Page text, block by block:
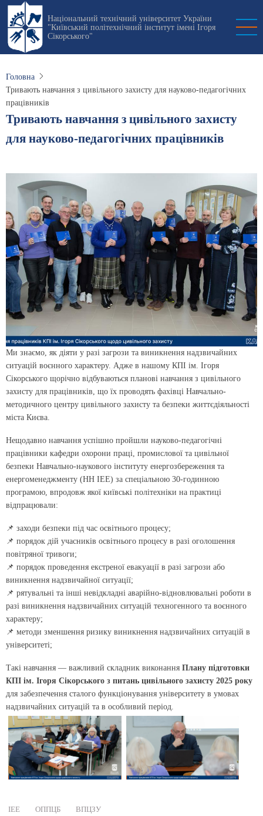
Перейти
основного
вмісту
Національний технічний університет України
"Київський політехнічний інститут імені Ігоря
Сікорського"
Головна
Тривають навчання з цивільного захисту для науково-педагогічних
працівників
Тривають навчання з цивільного захисту
для науково-педагогічних працівників
Ми знаємо, як діяти у разі загрози та виникнення надзвичайних
ситуацій воєнного характеру. Адже в нашому КПІ ім. Ігоря
Сікорського щорічно відбуваються планові навчання з цивільного
захисту для працівників, що їх проводять фахівці Навчально-
методичного центру цивільного захисту та безпеки життєдіяльності
міста Києва.
Нещодавно навчання успішно пройшли науково-педагогічні
працівники кафедри охорони праці, промислової та цивільної
безпеки Навчально-наукового інституту енергозбереження та
енергоменеджменту (НН ІЕЕ) за спеціальною 30-годинною
програмою, впродовж якої київські політехніки на практиці
відпрацювали:
📌 заходи безпеки під час освітнього процесу;
📌 порядок дій учасників освітнього процесу в разі оголошення
повітряної тривоги;
📌 порядок проведення екстреної евакуації в разі загрози або
виникнення надзвичайної ситуації;
📌 рятувальні та інші невідкладні аварійно-відновлювальні роботи в
разі виникнення надзвичайних ситуацій техногенного та воєнного
характеру;
📌 методи зменшення ризику виникнення надзвичайних ситуацій в
університеті;
Такі навчання — важливий складник виконання Плану підготовки
КПІ ім. Ігоря Сікорського з питань цивільного захисту 2025 року
для забезпечення сталого функціонування університету в умовах
надзвичайних ситуацій та в особливий період.
ІЕЕ ОППЦБ
ВПЦЗУ